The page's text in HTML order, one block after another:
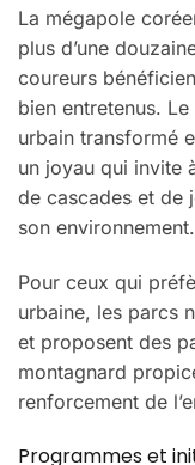
La mégapole
plus d’une
coureurs
bien entretenus.
urbain transformé
un joyau qui invite
de cascades et de
son environnement.
Pour ceux qui
urbaine, les parcs
et proposent des
montagnard
renforcement de
Programmes et